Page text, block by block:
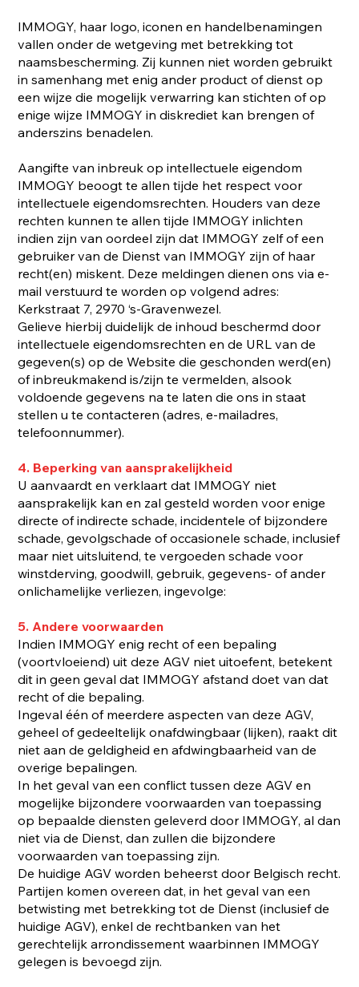
IMMOGY, haar logo, iconen en handelbenamingen
vallen onder de wetgeving met betrekking tot
naamsbescherming. Zij kunnen niet worden gebruikt
in samenhang met enig ander product of dienst op
een wijze die mogelijk verwarring kan stichten of op
enige wijze IMMOGY in diskrediet kan brengen of
anderszins benadelen.
Aangifte van inbreuk op intellectuele eigendom
IMMOGY beoogt te allen tijde het respect voor
intellectuele eigendomsrechten. Houders van deze
rechten kunnen te allen tijde IMMOGY inlichten
indien zijn van oordeel zijn dat IMMOGY zelf of een
gebruiker van de Dienst van IMMOGY zijn of haar
recht(en) miskent. Deze meldingen dienen ons via e-
mail verstuurd te worden op volgend adres:
Kerkstraat 7, 2970 ‘s-Gravenwezel.
Gelieve hierbij duidelijk de inhoud beschermd door
intellectuele eigendomsrechten en de URL van de
gegeven(s) op de Website die geschonden werd(en)
of inbreukmakend is/zijn te vermelden, alsook
voldoende gegevens na te laten die ons in staat
stellen u te contacteren (adres, e-mailadres,
telefoonnummer).
4. Beperking van aansprakelijkheid
U aanvaardt en verklaart dat IMMOGY niet
aansprakelijk kan en zal gesteld worden voor enige
directe of indirecte schade, incidentele of bijzondere
schade, gevolgschade of occasionele schade, inclusief
maar niet uitsluitend, te vergoeden schade voor
winstderving, goodwill, gebruik, gegevens- of ander
onlichamelijke verliezen, ingevolge:
5. Andere voorwaarden
Indien IMMOGY enig recht of een bepaling
(voortvloeiend) uit deze AGV niet uitoefent, betekent
dit in geen geval dat IMMOGY afstand doet van dat
recht of die bepaling.
Ingeval één of meerdere aspecten van deze AGV,
geheel of gedeeltelijk onafdwingbaar (lijken), raakt dit
niet aan de geldigheid en afdwingbaarheid van de
overige bepalingen.
In het geval van een conflict tussen deze AGV en
mogelijke bijzondere voorwaarden van toepassing
op bepaalde diensten geleverd door IMMOGY, al dan
niet via de Dienst, dan zullen die bijzondere
voorwaarden van toepassing zijn.
De huidige AGV worden beheerst door Belgisch recht.
Partijen komen overeen dat, in het geval van een
betwisting met betrekking tot de Dienst (inclusief de
huidige AGV), enkel de rechtbanken van het
gerechtelijk arrondissement waarbinnen IMMOGY
gelegen is bevoegd zijn.